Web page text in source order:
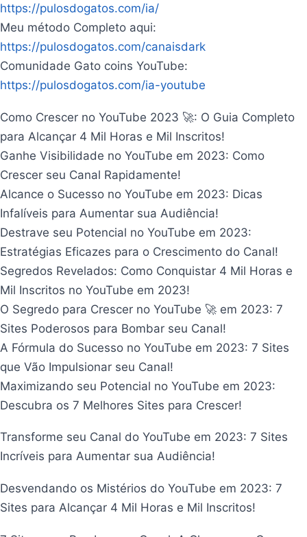
https://pulosdogatos.com/ia/
Meu método Completo aqui:
https://pulosdogatos.com/canaisdark
Comunidade Gato coins YouTube:
https://pulosdogatos.com/ia-youtube
Como Crescer no YouTube 2023 🚀: O Guia Completo
para Alcançar 4 Mil Horas e Mil Inscritos!
Ganhe Visibilidade no YouTube em 2023: Como
Crescer seu Canal Rapidamente!
Alcance o Sucesso no YouTube em 2023: Dicas
Infalíveis para Aumentar sua Audiência!
Destrave seu Potencial no YouTube em 2023:
Estratégias Eficazes para o Crescimento do Canal!
Segredos Revelados: Como Conquistar 4 Mil Horas e
Mil Inscritos no YouTube em 2023!
O Segredo para Crescer no YouTube 🚀 em 2023: 7
Sites Poderosos para Bombar seu Canal!
A Fórmula do Sucesso no YouTube em 2023: 7 Sites
que Vão Impulsionar seu Canal!
Maximizando seu Potencial no YouTube em 2023:
Descubra os 7 Melhores Sites para Crescer!
Transforme seu Canal do YouTube em 2023: 7 Sites
Incríveis para Aumentar sua Audiência!
Desvendando os Mistérios do YouTube em 2023: 7
Sites para Alcançar 4 Mil Horas e Mil Inscritos!